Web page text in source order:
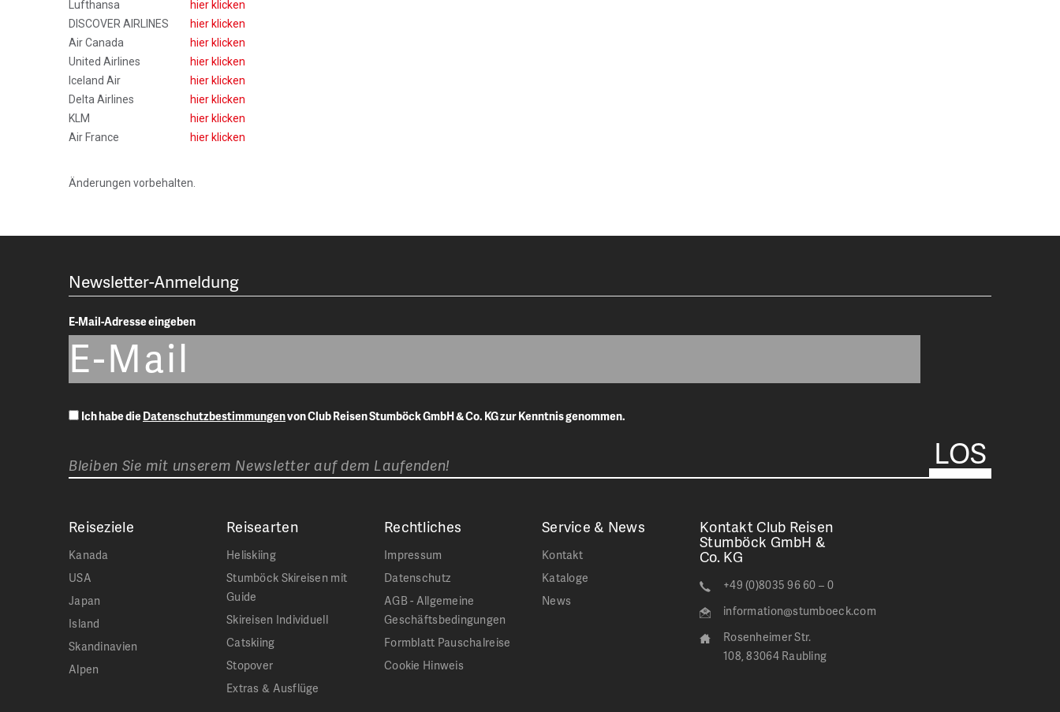
Lufthansa
hier klicken
DISCOVER AIRLINES
hier klicken
Air Canada
hier klicken
United Airlines
hier klicken
Iceland Air
hier klicken
Delta Airlines
hier klicken
KLM
hier klicken
Air France
hier klicken
Änderungen vorbehalten.
Newsletter-Anmeldung
E-Mail-Adresse eingeben
Ich habe dieDatenschutzbestimmungenvon Club Reisen Stumböck GmbH & Co. KG zur Kenntnis genommen.
Bleiben Sie mit unserem Newsletter auf dem Laufenden!
Reiseziele
Kanada
USA
Japan
Island
Skandinavien
Alpen
Reisearten
Heliskiing
Stumböck Skireisen mit
Guide
Skireisen Individuell
Catskiing
Stopover
Extras & Ausflüge
Rechtliches
Impressum
Datenschutz
AGB - Allgemeine
Geschäftsbedingungen
Formblatt Pauschalreise
Cookie Hinweis
Service & News
Kontakt
Kataloge
News
Kontakt Club Reisen
Stumböck GmbH &
Co. KG
+49 (0)8035 96 60 – 0
information@stumboeck.com
Rosenheimer Str.
108, 83064 Raubling